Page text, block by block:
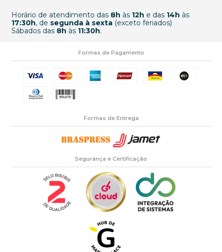
Horário de atendimento das 8h às 12h e das 14h às
17:30h, de segunda à sexta(exceto feriados)
Sábados das 8h às 11:30h.
Formas de Pagamento
Formas de Entrega
Segurança e Certificação